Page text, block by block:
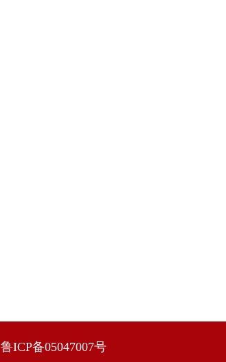
鲁ICP备05047007号